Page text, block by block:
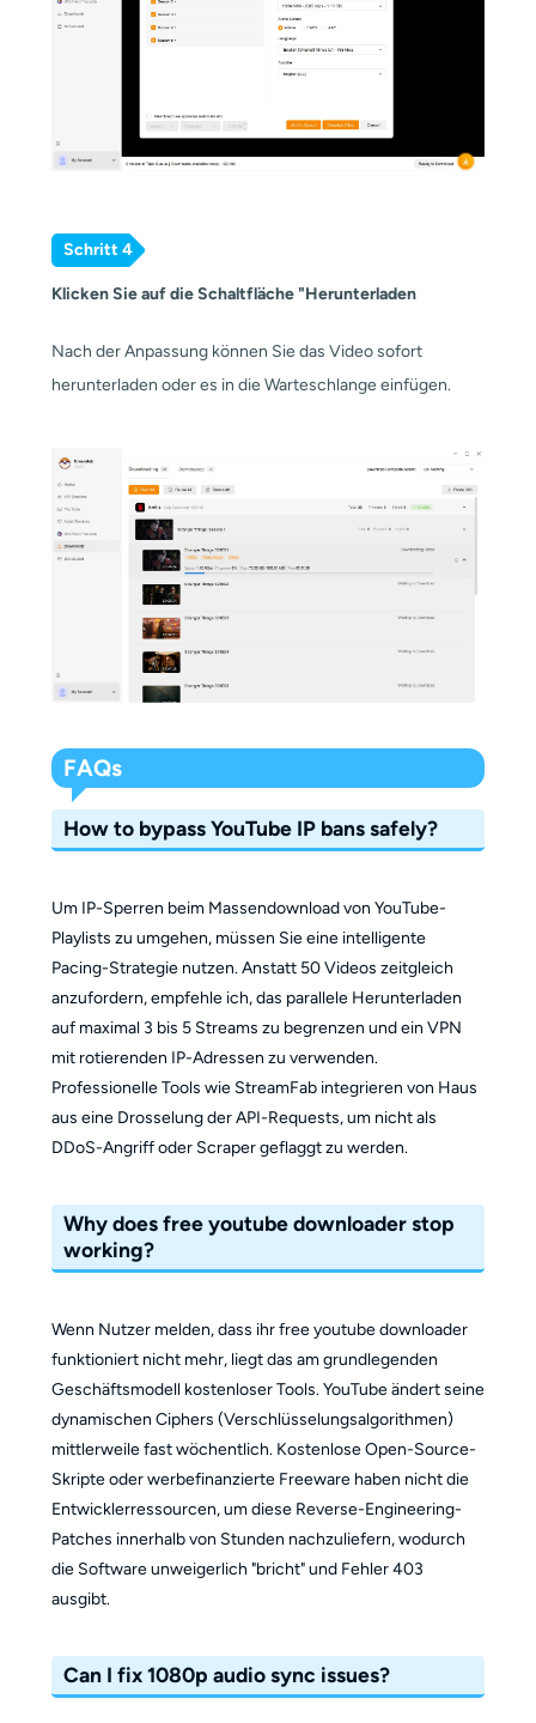
Schritt 4
Klicken Sie auf die Schaltfläche "Herunterladen
Nach der Anpassung können Sie das Video sofort
herunterladen oder es in die Warteschlange einfügen.
FAQs
How to bypass YouTube IP bans safely?
Um IP-Sperren beim Massendownload von YouTube-
Playlists zu umgehen, müssen Sie eine intelligente
Pacing-Strategie nutzen. Anstatt 50 Videos zeitgleich
anzufordern, empfehle ich, das parallele Herunterladen
auf maximal 3 bis 5 Streams zu begrenzen und ein VPN
mit rotierenden IP-Adressen zu verwenden.
Professionelle Tools wie StreamFab integrieren von Haus
aus eine Drosselung der API-Requests, um nicht als
DDoS-Angriff oder Scraper geflaggt zu werden.
Why does free youtube downloader stop
working?
Wenn Nutzer melden, dass ihr free youtube downloader
funktioniert nicht mehr, liegt das am grundlegenden
Geschäftsmodell kostenloser Tools. YouTube ändert seine
dynamischen Ciphers (Verschlüsselungsalgorithmen)
mittlerweile fast wöchentlich. Kostenlose Open-Source-
Skripte oder werbefinanzierte Freeware haben nicht die
Entwicklerressourcen, um diese Reverse-Engineering-
Patches innerhalb von Stunden nachzuliefern, wodurch
die Software unweigerlich "bricht" und Fehler 403
ausgibt.
Can I fix 1080p audio sync issues?